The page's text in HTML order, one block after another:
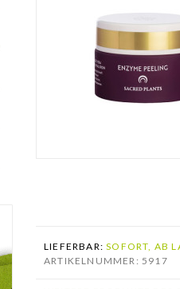
LIEFERBAR:SOFORT, AB
ARTIKELNUMMER: 5917